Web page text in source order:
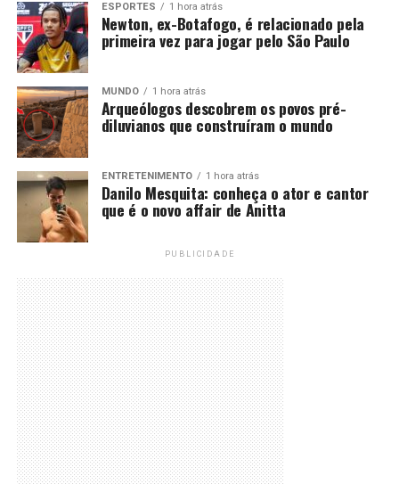
ESPORTES 1 hora atrás
Newton, ex-Botafogo, é relacionado pela
primeira vez para jogar pelo São Paulo
MUNDO 1 hora atrás
Arqueólogos descobrem os povos pré-
diluvianos que construíram o mundo
ENTRETENIMENTO 1 hora atrás
Danilo Mesquita: conheça o ator e cantor
que é o novo affair de Anitta
PUBLICIDADE